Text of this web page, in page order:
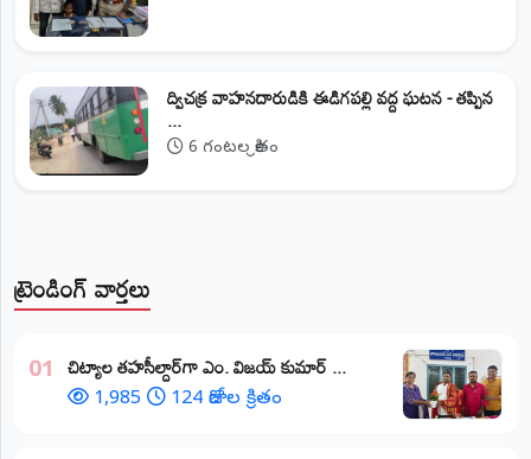
ట్రెండింగ్ వార్తలు
01 ​చిట్యాల తహసీల్దార్‌గా ఎం. విజయ్ కుమార్ ...
1,985 124 రోజుల క్రితం
ద్విచక్ర వాహనదారుడికి ఈడిగపల్లి వద్ద ఘటన - తప్పిన
...
6 గంటల క్రితం